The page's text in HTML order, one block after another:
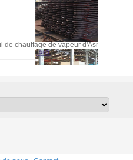
de chauffage de vapeur d'Asme
de vapeur d'ASME dans les chaudières